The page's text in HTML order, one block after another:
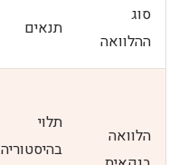
סוג
ההלוואה
תנאים
הלוואה
תלוי
בהיסטוריה